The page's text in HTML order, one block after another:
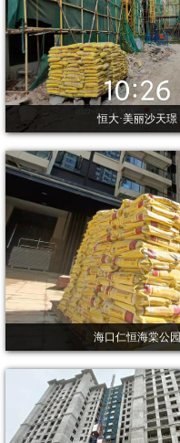
恒大·美丽沙天璟
海口仁恒海棠公园